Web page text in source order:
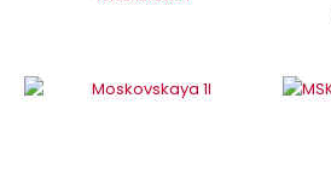
IN DEN WARENKORB